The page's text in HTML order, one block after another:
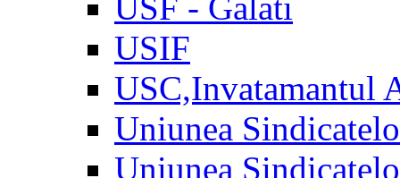
USIF
USC,Invatamantul
Uniunea
Uniunea